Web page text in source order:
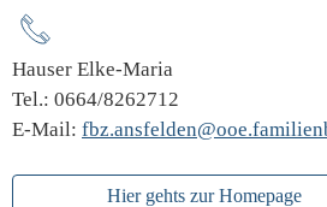
Hauser Elke-Maria
Tel.: 0664/8262712
E-Mail:
Hier gehts zur Homepage